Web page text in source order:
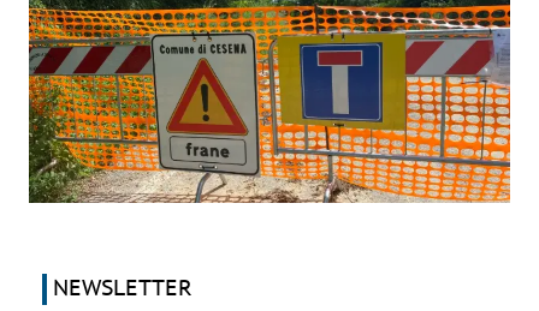
NEWSLETTER